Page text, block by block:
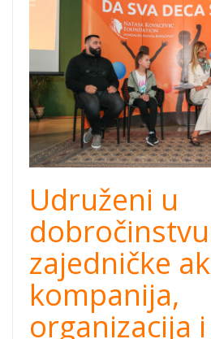
Udruženi u
zajedničke
kompanija,
organizacija